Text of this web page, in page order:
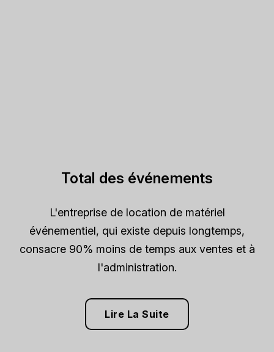
Total des événements
L'entreprise de location de matériel
événementiel, qui existe depuis longtemps,
consacre 90% moins de temps aux ventes et à
l'administration.
Lire La Suite